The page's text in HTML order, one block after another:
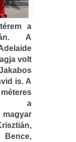
a
A
volt
is. A
a